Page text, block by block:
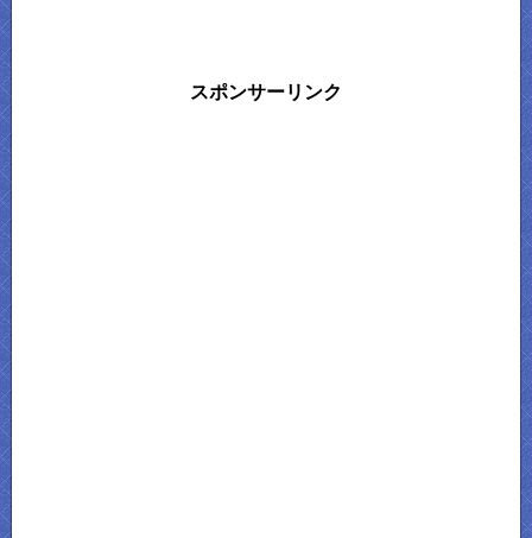
スポンサーリンク